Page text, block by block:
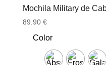
Mochila Military de
89.90 €
Color